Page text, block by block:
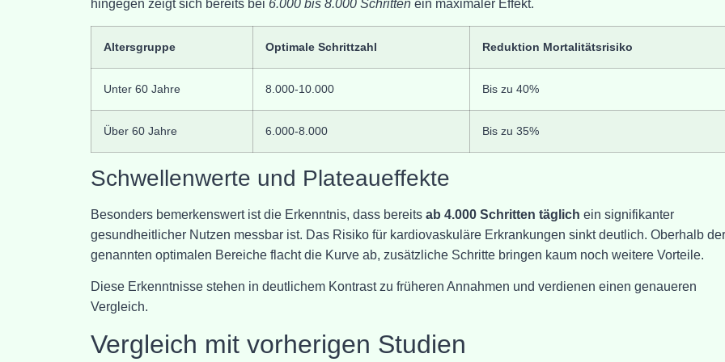
hingegen zeigt sich bereits bei 6.000 bis 8.000 Schritten ein maximaler Effekt.
Altersgruppe Optimale Schrittzahl Reduktion Mortalitätsrisiko
Unter 60 Jahre 8.000-10.000 Bis zu 40%
Über 60 Jahre 6.000-8.000 Bis zu 35%
Schwellenwerte und Plateaueffekte
Besonders bemerkenswert ist die Erkenntnis, dass bereits ab 4.000 Schritten täglich ein signifikanter
gesundheitlicher Nutzen messbar ist. Das Risiko für kardiovaskuläre Erkrankungen sinkt deutlich. Oberhalb der
genannten optimalen Bereiche flacht die Kurve ab, zusätzliche Schritte bringen kaum noch weitere Vorteile.
Diese Erkenntnisse stehen in deutlichem Kontrast zu früheren Annahmen und verdienen einen genaueren
Vergleich.
Vergleich mit vorherigen Studien